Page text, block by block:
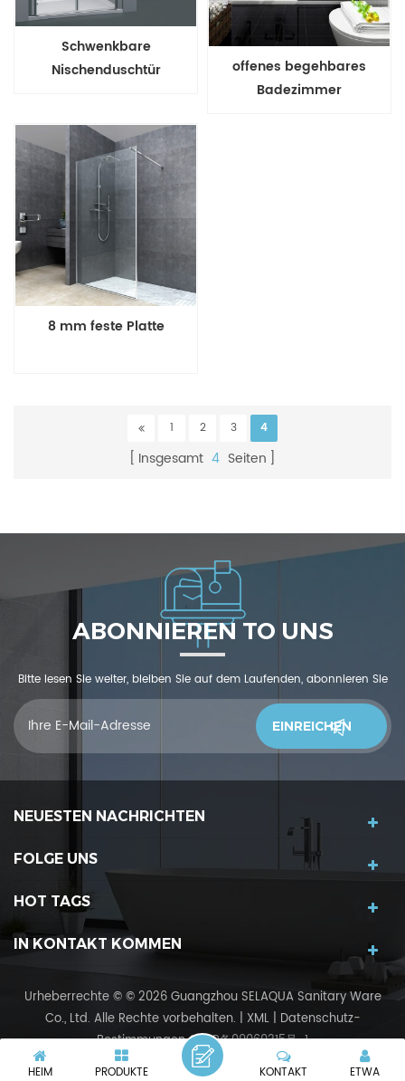
Schwenkbare
Nischenduschtür
offenes begehbares
Badezimmer
8 mm feste Platte
1 2 3 4
Insgesamt 4 Seiten
ABONNIEREN TO UNS
Bitte lesen Sie weiter, bleiben Sie auf dem Laufenden, abonnieren Sie
und wir begrüßen Sie, uns was zu sagendu denkst
NEUESTEN NACHRICHTEN
FOLGE UNS
HOT TAGS
IN KONTAKT KOMMEN
Urheberrechte © © 2026 Guangzhou SELAQUA Sanitary Ware
Co., Ltd. Alle Rechte vorbehalten. | XML| Datenschutz-
Bestimmungen粤ICP备09069315号-1
IPv6 IPv6-Netzwerk unterstützt
HEIM PRODUKTE ETWA
KONTAKT